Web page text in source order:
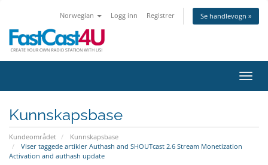
Norwegian Logg inn Registrer Se handlevogn »
Bytt
Kunnskapsbase
Kundeområdet
Kunnskapsbase
Viser taggede artikler Authash and SHOUTcast 2.6 Stream Monetization
Activation and authash update